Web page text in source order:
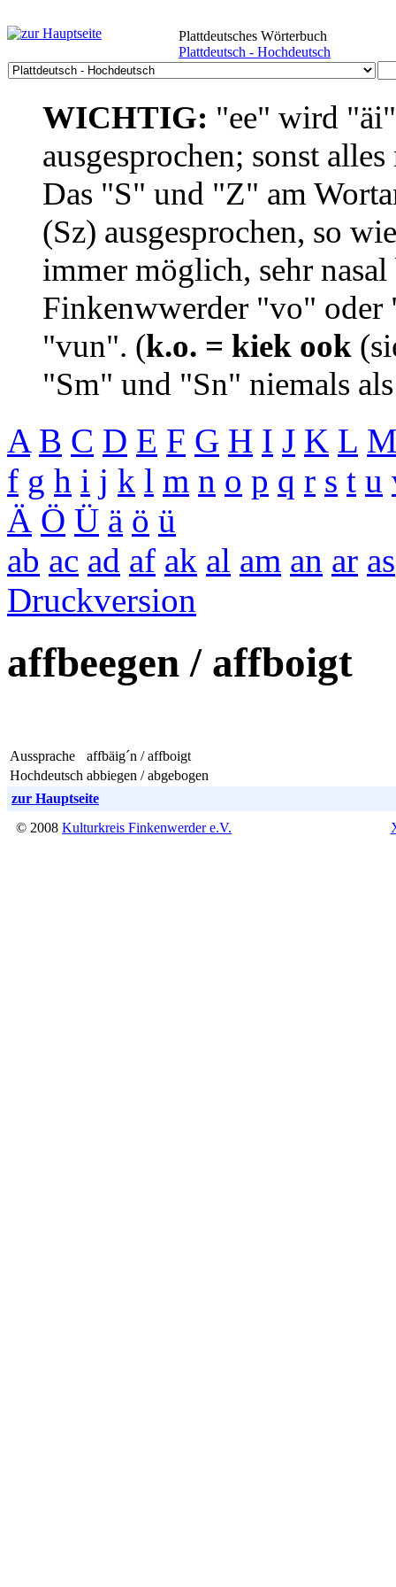
Plattdeutsches Wörterbuch
Plattdeutsch - Hochdeutsch
WICHTIG: "ee" wird
ausgesprochen; sonst
Das "S" und "Z" am
(Sz) ausgesprochen, so
immer möglich, sehr
Finkenwwerder "vo"
"vun". (k.o. = kiek ook
"Sm" und "Sn" niemals
A B C D E F G H I J K L
f g h i j k l m n o p q r s t u
Ä Ö Ü ä ö ü
ab ac ad af ak al am an ar as
Druckversion
affbeegen / affboigt
Aussprache
affbäig´n / affboigt
Hochdeutsch abbiegen / abgebogen
zur Hauptseite
© 2008 Kulturkreis Finkenwerder e.V.